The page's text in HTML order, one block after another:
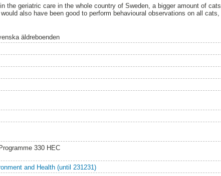
the geriatric care in the whole country of Sweden, a bigger amount of cats,
also have been good to perform behavioural observations on all cats,
äldreboenden
330 HEC
and Health (until 231231)